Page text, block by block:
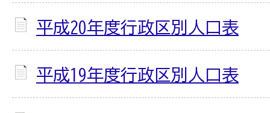
平成20年度行政区別人口表
平成19年度行政区別人口表